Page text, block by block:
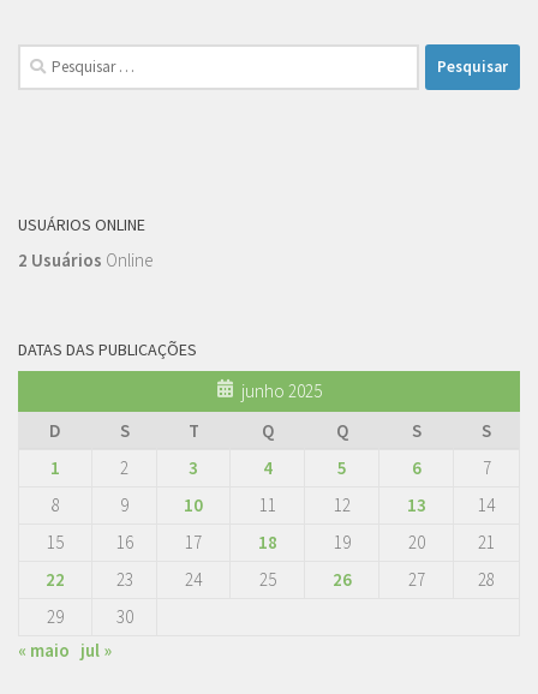
Pesquisar
por:
USUÁRIOS ONLINE
2 Usuários Online
DATAS DAS PUBLICAÇÕES
junho 2025
D
S T Q Q S
S
1
2 3 4 5 6
7
8
9 10 11 12 13
14
15
16 17 18 19 20
21
22
23 24 25 26 27
28
29
30
« maio jul »